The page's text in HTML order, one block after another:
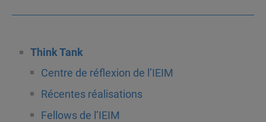
Think Tank
Centre de réflexion de l’IEIM
Récentes réalisations
Fellows de l’IEIM